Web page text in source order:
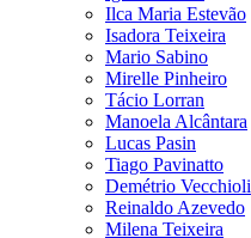
Ilca Maria Estevão
Isadora Teixeira
Mario Sabino
Mirelle Pinheiro
Tácio Lorran
Manoela Alcântara
Lucas Pasin
Tiago Pavinatto
Demétrio Vecchioli
Reinaldo Azevedo
Milena Teixeira